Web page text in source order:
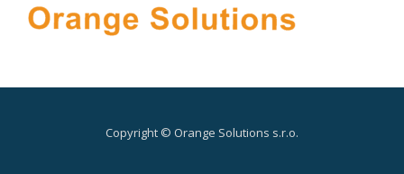
Copyright © Orange Solutions s.r.o.